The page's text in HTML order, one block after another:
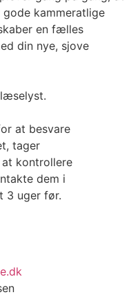
kammeratlige
en fælles
din nye, sjove
at besvare
tager
kontrollere
dem i
3 uger før.